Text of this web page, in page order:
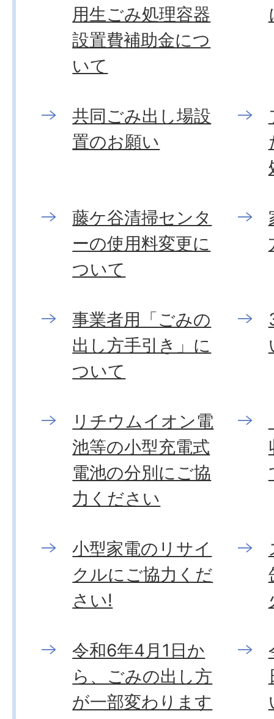
用生ごみ処理容器
設置費補助金につ
いて
共同ごみ出し場設
置のお願い
藤ケ谷清掃センタ
ーの使用料変更に
ついて
事業者用「ごみの
出し方手引き」に
ついて
リチウムイオン電
池等の小型充電式
電池の分別にご協
力ください
小型家電のリサイ
クルにご協力くだ
さい!
令和6年4月1日か
ら、ごみの出し方
が一部変わります